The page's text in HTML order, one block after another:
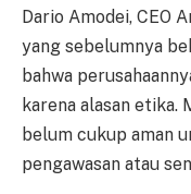
Dario Amodei, CEO
yang sebelumnya
bahwa
karena alasan
belum cukup aman
pengawasan atau